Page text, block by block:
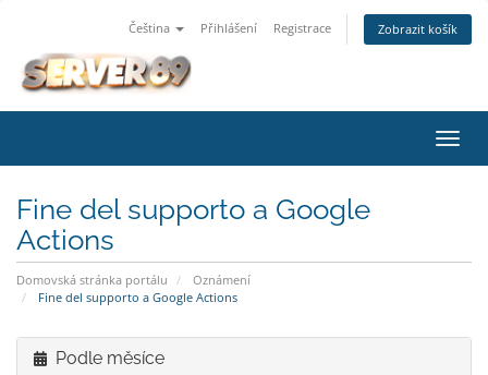
Čeština Přihlášení Registrace Zobrazit košík
Fine del supporto a Google
Actions
Domovská stránka portálu
Oznámení
Fine del supporto a Google Actions
Podle měsíce